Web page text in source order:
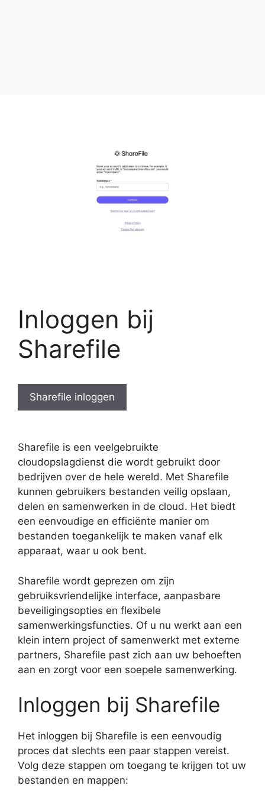
Inloggen bij
Sharefile
Sharefile inloggen
Sharefile is een veelgebruikte
cloudopslagdienst die wordt gebruikt door
bedrijven over de hele wereld. Met Sharefile
kunnen gebruikers bestanden veilig opslaan,
delen en samenwerken in de cloud. Het biedt
een eenvoudige en efficiënte manier om
bestanden toegankelijk te maken vanaf elk
apparaat, waar u ook bent.
Sharefile wordt geprezen om zijn
gebruiksvriendelijke interface, aanpasbare
beveiligingsopties en flexibele
samenwerkingsfuncties. Of u nu werkt aan een
klein intern project of samenwerkt met externe
partners, Sharefile past zich aan uw behoeften
aan en zorgt voor een soepele samenwerking.
Inloggen bij Sharefile
Het inloggen bij Sharefile is een eenvoudig
proces dat slechts een paar stappen vereist.
Volg deze stappen om toegang te krijgen tot uw
bestanden en mappen: